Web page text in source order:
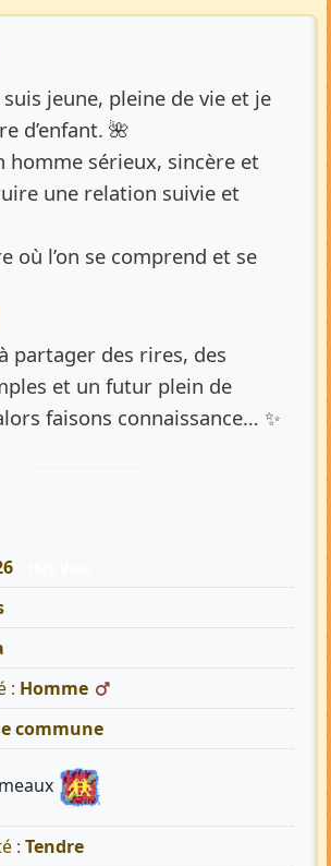
de l’annonce
suis jeune, pleine de vie et je
d’enfant. 🌺
homme sérieux, sincère et
une relation suivie et
où l’on se comprend et se
partager des rires, des
et un futur plein de
faisons connaissance… ✨
: Homme
commune
: Tendre